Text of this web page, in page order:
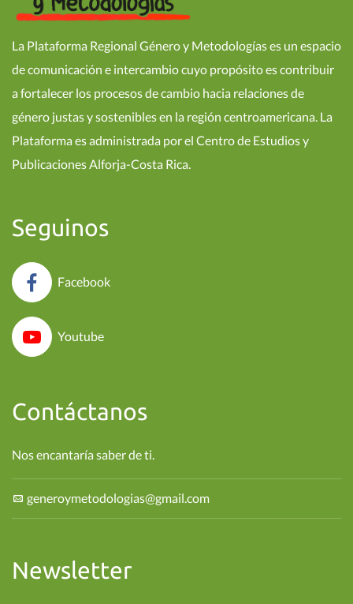
La Plataforma Regional Género y Metodologías es un espacio
de comunicación e intercambio cuyo propósito es contribuir
a fortalecer los procesos de cambio hacia relaciones de
género justas y sostenibles en la región centroamericana. La
Plataforma es administrada por el Centro de Estudios y
Publicaciones Alforja-Costa Rica.
Seguinos
Facebook
Youtube
Contáctanos
Nos encantaría saber de ti.
generoymetodologias@gmail.com
Newsletter